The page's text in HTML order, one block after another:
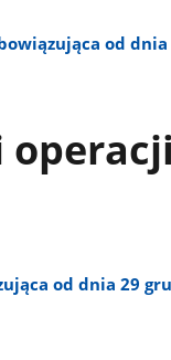
od dnia
operacji
od dnia 29